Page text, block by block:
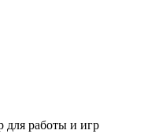
для работы и игр